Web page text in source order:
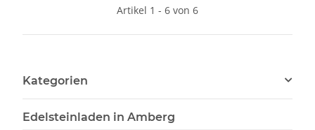
Artikel 1 - 6 von 6
Kategorien
Edelsteinladen in Amberg